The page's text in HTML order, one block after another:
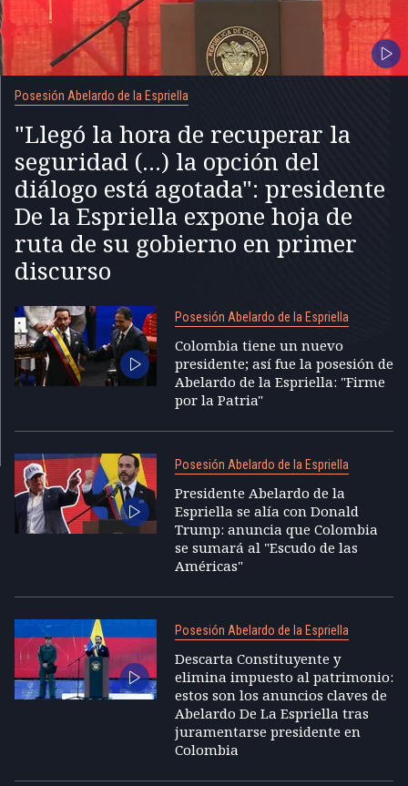
Posesión Abelardo de la Espriella
"Llegó la hora de recuperar la
seguridad (...) la opción del
diálogo está agotada": presidente
De la Espriella expone hoja de
ruta de su gobierno en primer
discurso
Posesión Abelardo de la Espriella
Colombia tiene un nuevo
presidente; así fue la posesión de
Abelardo de la Espriella: "Firme
por la Patria"
Posesión Abelardo de la Espriella
Presidente Abelardo de la
Espriella se alía con Donald
Trump: anuncia que Colombia
se sumará al "Escudo de las
Américas"
Posesión Abelardo de la Espriella
Descarta Constituyente y
elimina impuesto al patrimonio:
estos son los anuncios claves de
Abelardo De La Espriella tras
juramentarse presidente en
Colombia